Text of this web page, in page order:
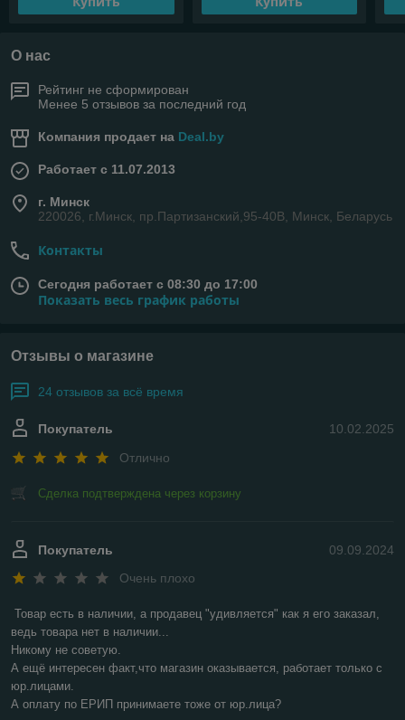
О нас
Рейтинг не сформирован
Менее 5 отзывов за последний год
Компания продает на Deal.by
Работает с 11.07.2013
г. Минск
220026, г.Минск, пр.Партизанский,95-40В, Минск, Беларусь
Контакты
Сегодня работает с 08:30 до 17:00
Показать весь график работы
Отзывы о магазине
24 отзывов за всё время
10.02.2025
Покупатель
Отлично
Сделка подтверждена через корзину
09.09.2024
Покупатель
Очень плохо
Товар есть в наличии, а продавец "удивляется" как я его заказал,
ведь товара нет в наличии...
Никому не советую.
А ещё интересен факт,что магазин оказывается, работает только с
юр.лицами.
А оплату по ЕРИП принимаете тоже от юр.лица?